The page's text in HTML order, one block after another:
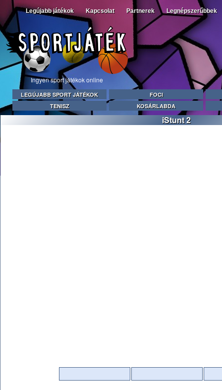
Legújabb játékok Kapcsolat Partnerek Legnépszerűbbek
Ingyen sport játékok online
LEGÚJABB SPORT JÁTÉKOK
FOCI
TENISZ
KOSÁRLABDA
iStunt 2